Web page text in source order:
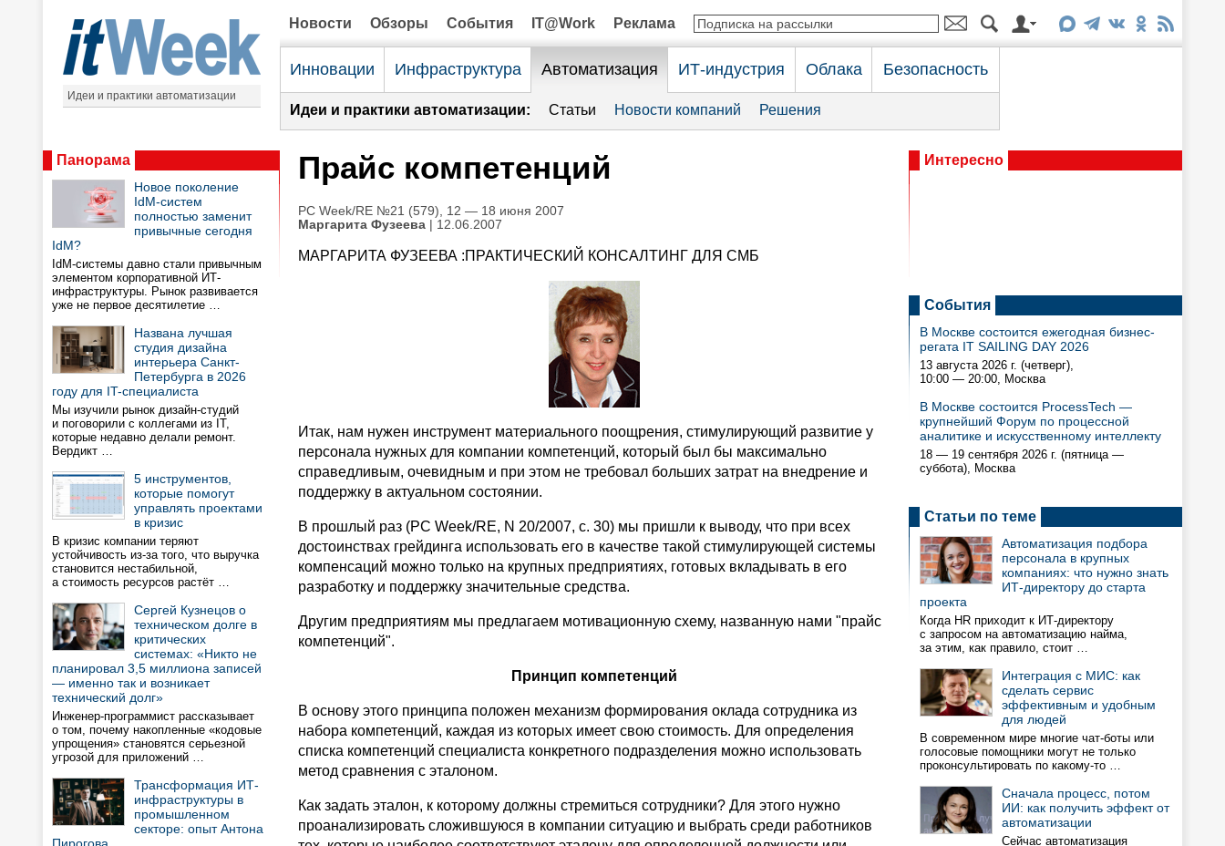
Идеи и практики автоматизации
Новости Обзоры События IT@Work Реклама
Инновации Инфраструктура Автоматизация ИТ-индустрия Облака Безопасность
Идеи и практики автоматизации: Статьи Новости компаний Решения
Панорама
Новое поколение
IdM-систем
полностью заменит
привычные сегодня
IdM?
IdM-системы давно стали привычным
элементом корпоративной ИТ-
инфраструктуры. Рынок развивается
уже не первое десятилетие …
Названа лучшая
студия дизайна
интерьера Санкт-
Петербурга в 2026
году для IT-специалиста
Мы изучили рынок дизайн-студий
и поговорили с коллегами из IT,
которые недавно делали ремонт.
Вердикт …
5 инструментов,
которые помогут
управлять проектами
в кризис
В кризис компании теряют
устойчивость из-за того, что выручка
становится нестабильной,
а стоимость ресурсов растёт …
Сергей Кузнецов о
техническом долге в
критических
системах: «Никто не
планировал 3,5 миллиона записей
— именно так и возникает
технический долг»
Инженер-программист рассказывает
о том, почему накопленные «кодовые
упрощения» становятся серьезной
угрозой для приложений …
Трансформация ИТ-
инфраструктуры в
промышленном
секторе: опыт Антона
Прайс компетенций
PC Week/RE №21 (579), 12 — 18 июня 2007
Маргарита Фузеева | 12.06.2007
МАРГАРИТА ФУЗЕЕВА :ПРАКТИЧЕСКИЙ КОНСАЛТИНГ ДЛЯ СМБ
Итак, нам нужен инструмент материального поощрения, стимулирующий развитие у
персонала нужных для компании компетенций, который был бы максимально
справедливым, очевидным и при этом не требовал больших затрат на внедрение и
поддержку в актуальном состоянии.
В прошлый раз (PC Week/RE, N 20/2007, с. 30) мы пришли к выводу, что при всех
достоинствах грейдинга использовать его в качестве такой стимулирующей системы
компенсаций можно только на крупных предприятиях, готовых вкладывать в его
разработку и поддержку значительные средства.
Другим предприятиям мы предлагаем мотивационную схему, названную нами "прайс
компетенций".
Принцип компетенций
В основу этого принципа положен механизм формирования оклада сотрудника из
набора компетенций, каждая из которых имеет свою стоимость. Для определения
списка компетенций специалиста конкретного подразделения можно использовать
метод сравнения с эталоном.
Как задать эталон, к которому должны стремиться сотрудники? Для этого нужно
проанализировать сложившуюся в компании ситуацию и выбрать среди работников
Интересно
События
В Москве состоится ежегодная бизнес-
регата IT SAILING DAY 2026
13 августа 2026 г. (четверг),
10:00 — 20:00, Москва
В Москве состоится ProcessTech —
крупнейший Форум по процессной
аналитике и искусственному интеллекту
18 — 19 сентября 2026 г. (пятница —
суббота), Москва
Статьи по теме
Автоматизация подбора
персонала в крупных
компаниях: что нужно знать
ИТ-директору до старта
проекта
Когда HR приходит к ИТ-директору
с запросом на автоматизацию найма,
за этим, как правило, стоит …
Интеграция с МИС: как
сделать сервис
эффективным и удобным
для людей
В современном мире многие чат-боты или
голосовые помощники могут не только
проконсультировать по какому-то …
Сначала процесс, потом
ИИ: как получить эффект от
автоматизации
Сейчас автоматизация